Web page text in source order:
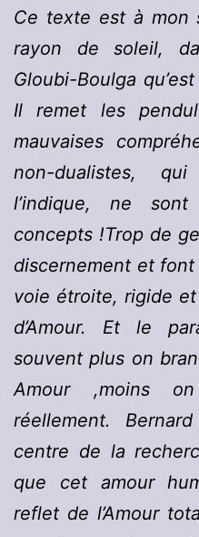
Ce texte est à mon
rayon de soleil,
Gloubi-Boulga
Il remet les
mauvaises
non-dualistes,
l’indique, ne
concepts !Trop de
discernement et
voie étroite, rigide
d’Amour. Et le
souvent plus on
Amour ,moins
réellement.
centre de la
que cet amour
reflet de l’Amour